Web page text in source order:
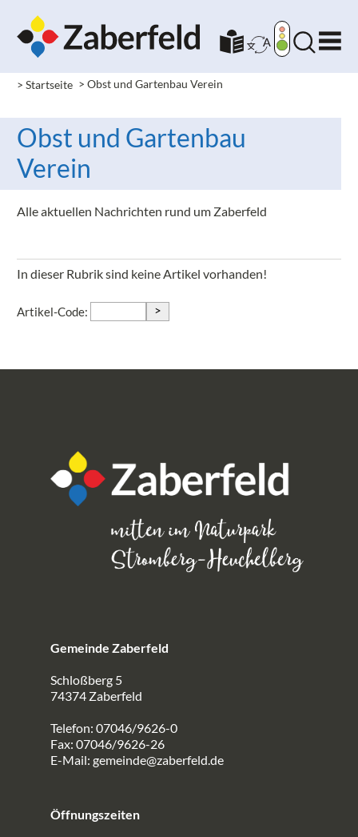
> Startseite >Obst und Gartenbau Verein
Obst und Gartenbau
Verein
Alle aktuellen Nachrichten rund um Zaberfeld
In dieser Rubrik sind keine Artikel vorhanden!
Artikel-Code: >
Gemeinde Zaberfeld
Schloßberg 5
74374 Zaberfeld
Telefon: 07046/9626-0
Fax: 07046/9626-26
E-Mail: gemeinde@zaberfeld.de
Öffnungszeiten